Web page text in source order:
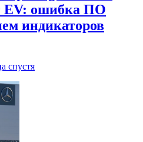
EV: ошибка ПО
индикаторов
спустя